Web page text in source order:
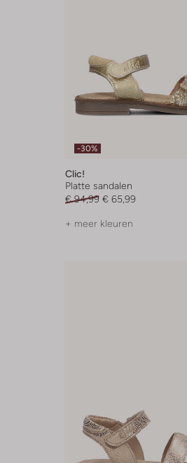
-30%
Clic!
Platte sandalen
€ 94,99 € 65,99
+ meer kleuren